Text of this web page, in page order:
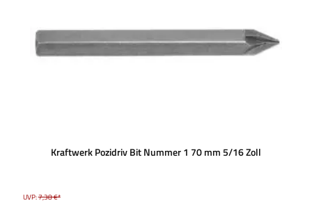
Kraftwerk Pozidriv Bit Nummer 1 70 mm 5/16 Zoll
UVP:7,38 €*